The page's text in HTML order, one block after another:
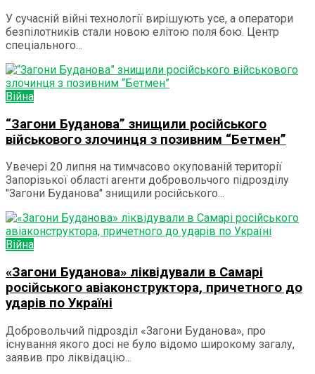
У сучасній війні технології вирішують усе, а оператори
безпілотників стали новою елітою поля бою. Центр
спеціального...
Війна
“Загони Буданова” знищили російського
військового злочинця з позивним “Бетмен”
Увечері 20 липня на тимчасово окупованій території
Запорізької області агенти добровольчого підрозділу
"Загони Буданова" знищили російського...
Війна
«Загони Буданова» ліквідували в Самарі
російського авіаконструктора, причетного до
ударів по Україні
Добровольчий підрозділ «Загони Буданова», про
існування якого досі не було відомо широкому загалу,
заявив про ліквідацію...